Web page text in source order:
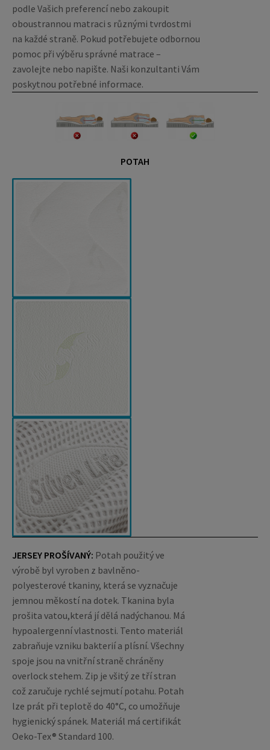
podle Vašich preferencí nebo zakoupit
oboustrannou matraci s různými tvrdostmi
na každé straně. Pokud potřebujete odbornou
pomoc při výběru správné matrace –
zavolejte nebo napište. Naši konzultanti Vám
poskytnou potřebné informace.
POTAH
JERSEY PROŠÍVANÝ: Potah použitý ve
výrobě byl vyroben z bavlněno-
polyesterové tkaniny, která se vyznačuje
jemnou měkostí na dotek. Tkanina byla
prošita vatou,která jí dělá nadýchanou. Má
hypoalergenní vlastnosti. Tento materiál
zabraňuje vzniku bakterií a plísní. Všechny
spoje jsou na vnitřní straně chráněny
overlock stehem. Zip je všitý ze tří stran
což zaručuje rychlé sejmutí potahu. Potah
lze prát při teplotě do 40°C, co umožňuje
hygienický spánek. Materiál má certifikát
Oeko-Tex® Standard 100.